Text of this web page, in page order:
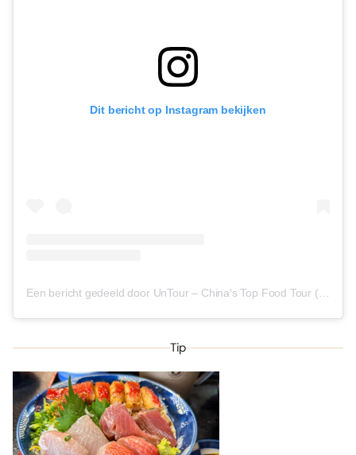
Dit bericht op Instagram bekijken
Tip